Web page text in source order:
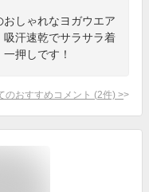
しゃれなヨガウエア
吸汗速乾でサラサラ着
押しです！
のおすすめコメント (2件) >